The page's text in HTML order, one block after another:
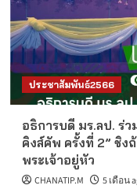
ประชาสัมพันธ์2566
อธิการบดี มร.ลป. ร่
คิงส์คัพ ครั้งที่ 2” ชิง
พระเจ้าอยู่หัว
CHANATIP.M 5 เดือน